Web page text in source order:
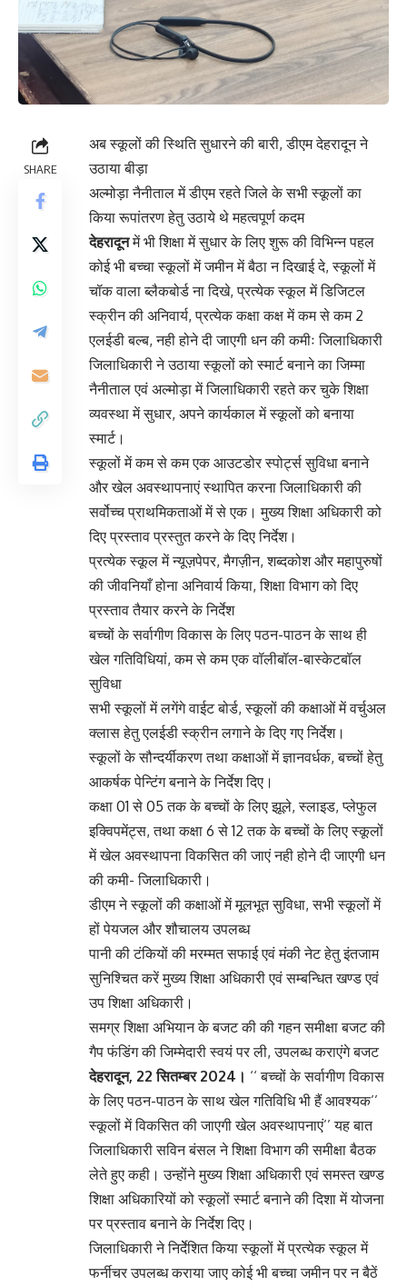
SHARE
अब स्कूलों की स्थिति सुधारने की बारी, डीएम देहरादून ने
उठाया बीड़ा
अल्मोड़ा नैनीताल में डीएम रहते जिले के सभी स्कूलों का
किया रूपांतरण हेतु उठाये थे महत्वपूर्ण कदम
देहरादूनमें भी शिक्षा में सुधार के लिए शुरू की विभिन्न पहल
कोई भी बच्चा स्कूलों में जमीन में बैठा न दिखाई दे, स्कूलों में
चॉक वाला ब्लैकबोर्ड ना दिखे, प्रत्येक स्कूल में डिजिटल
स्क्रीन की अनिवार्य, प्रत्येक कक्षा कक्ष में कम से कम 2
एलईडी बल्ब, नही होने दी जाएगी धन की कमीः जिलाधिकारी
जिलाधिकारी ने उठाया स्कूलों को स्मार्ट बनाने का जिम्मा
नैनीताल एवं अल्मोड़ा में जिलाधिकारी रहते कर चुके शिक्षा
व्यवस्था में सुधार, अपने कार्यकाल में स्कूलों को बनाया
स्मार्ट।
स्कूलों में कम से कम एक आउटडोर स्पोर्ट्स सुविधा बनाने
और खेल अवस्थापनाएं स्थापित करना जिलाधिकारी की
सर्वोच्च प्राथमिकताओं में से एक। मुख्य शिक्षा अधिकारी को
दिए प्रस्ताव प्रस्तुत करने के दिए निर्देश।
प्रत्येक स्कूल में न्यूज़पेपर, मैगज़ीन, शब्दकोश और महापुरुषों
की जीवनियाँ होना अनिवार्य किया, शिक्षा विभाग को दिए
प्रस्ताव तैयार करने के निर्देश
बच्चों के सर्वागीण विकास के लिए पठन-पाठन के साथ ही
खेल गतिविधियां, कम से कम एक वॉलीबॉल-बास्केटबॉल
सुविधा
सभी स्कूलों में लगेंगे वाईट बोर्ड, स्कूलों की कक्षाओं में वर्चुअल
क्लास हेतु एलईडी स्क्रीन लगाने के दिए गए निर्देश।
स्कूलों के सौन्दर्यीकरण तथा कक्षाओं में ज्ञानवर्धक, बच्चों हेतु
आकर्षक पेन्टिंग बनाने के निर्देश दिए।
कक्षा 01 से 05 तक के बच्चों के लिए झूले, स्लाइड, प्लेफुल
इक्विपमेंट्स, तथा कक्षा 6 से 12 तक के बच्चों के लिए स्कूलों
में खेल अवस्थापना विकसित की जाएं नही होने दी जाएगी धन
की कमी- जिलाधिकारी।
डीएम ने स्कूलों की कक्षाओं में मूलभूत सुविधा, सभी स्कूलों में
हों पेयजल और शौचालय उपलब्ध
पानी की टंकियों की मरम्मत सफाई एवं मंकी नेट हेतु इंतजाम
सुनिश्चित करें मुख्य शिक्षा अधिकारी एवं सम्बन्धित खण्ड एवं
उप शिक्षा अधिकारी।
समग्र शिक्षा अभियान के बजट की की गहन समीक्षा बजट की
गैप फंडिंग की जिम्मेदारी स्वयं पर ली, उपलब्ध कराएंगे बजट
देहरादून, 22 सितम्बर 2024। ‘‘ बच्चों के सर्वागीण विकास
के लिए पठन-पाठन के साथ खेल गतिविधि भी हैं आवश्यक’’
स्कूलों में विकसित की जाएगी खेल अवस्थापनाएं’’ यह बात
जिलाधिकारी सविन बंसल ने शिक्षा विभाग की समीक्षा बैठक
लेते हुए कही। उन्होंने मुख्य शिक्षा अधिकारी एवं समस्त खण्ड
शिक्षा अधिकारियों को स्कूलों स्मार्ट बनाने की दिशा में योजना
पर प्रस्ताव बनाने के निर्देश दिए।
जिलाधिकारी ने निर्देेशित किया स्कूलों में प्रत्येक स्कूल में
फर्नीचर उपलब्ध कराया जाए कोई भी बच्चा जमीन पर न बैठें